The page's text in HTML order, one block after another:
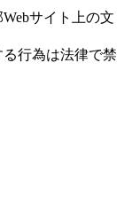
サイト上の文
行為は法律で禁